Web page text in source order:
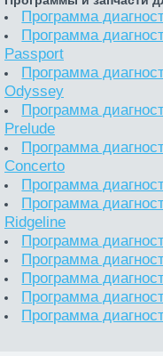
Программа
Программа
Passport
Программа
Odyssey
Программа
Prelude
Программа
Concerto
Программа
Программа
Ridgeline
Программа
Программа
Программа
Программа
Программа